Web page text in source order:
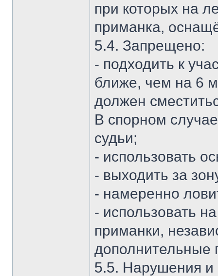
при которых на
приманка,
5.4. Запрещено:
- подходить к
ближе, чем на 6
должен
В спорном
судьи;
- использовать
- выходить за
- намеренно
- использовать
приманки,
дополнительные
5.5. Нарушения и